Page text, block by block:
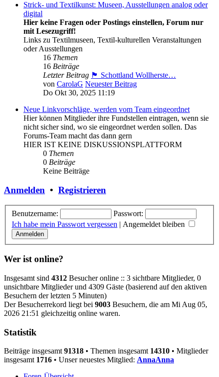
Strick- und Textilkunst: Museen, Ausstellungen analog oder
digital
Hier keine Fragen oder Postings einstellen, Forum nur
mit Lesezugriff!
Links zu Textilmuseen, Textil-kulturellen Veranstaltungen
oder Ausstellungen
16 Themen
16 Beiträge
Letzter Beitrag 🏴󠁧󠁢󠁳󠁣󠁴󠁿 Schottland Wollherste…
von CarolaG Neuester Beitrag
Do Okt 30, 2025 11:19
Neue Linkvorschläge, werden vom Team eingeordnet
Hier können Mitglieder ihre Fundstellen eintragen, wenn sie
nicht sicher sind, wo sie eingeordnet werden sollen. Das
Forums-Team macht das dann gern
HIER IST KEINE DISKUSSIONSPLATTFORM
0 Themen
0 Beiträge
Keine Beiträge
Anmelden • Registrieren
Benutzername:
Passwort:
Ich habe mein Passwort vergessen | Angemeldet bleiben
Wer ist online?
Insgesamt sind 4312 Besucher online :: 3 sichtbare Mitglieder, 0
unsichtbare Mitglieder und 4309 Gäste (basierend auf den aktiven
Besuchern der letzten 5 Minuten)
Der Besucherrekord liegt bei 9003 Besuchern, die am Mi Aug 05,
2026 21:51 gleichzeitig online waren.
Statistik
Beiträge insgesamt 91318 • Themen insgesamt 14310 • Mitglieder
insgesamt 1716 • Unser neuestes Mitglied: AnnaAnna